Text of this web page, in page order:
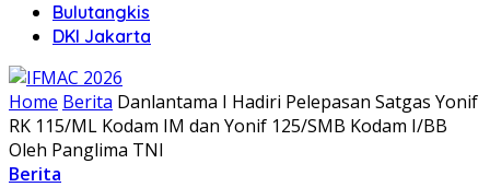
Bulutangkis
DKI Jakarta
Home Berita Danlantama I Hadiri Pelepasan Satgas Yonif
RK 115/ML Kodam IM dan Yonif 125/SMB Kodam I/BB
Oleh Panglima TNI
Berita